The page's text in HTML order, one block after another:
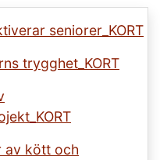
seniorer_KORT
trygghet_KORT
av kött och